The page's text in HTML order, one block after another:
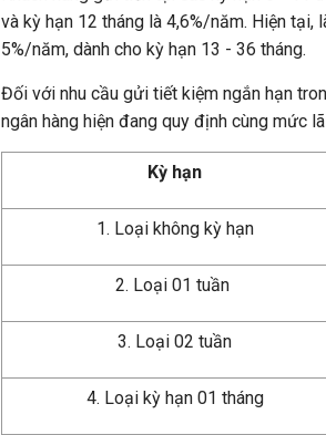
và kỳ hạn 12 tháng là 4,6%/năm. Hiện
5%/năm, dành cho kỳ hạn 13 - 36 tháng.
Đối với nhu cầu gửi tiết kiệm ngắn hạn
ngân hàng hiện đang quy định cùng mức
Kỳ hạn
1. Loại không kỳ hạn
2. Loại 01 tuần
3. Loại 02 tuần
4. Loại kỳ hạn 01 tháng